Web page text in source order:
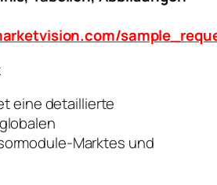
eine detaillierte
Marktes und